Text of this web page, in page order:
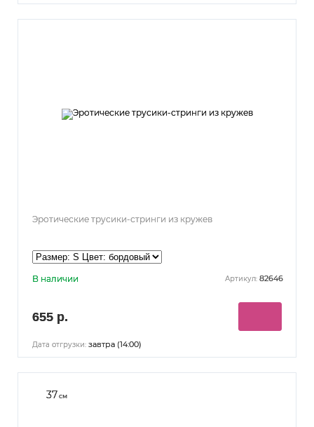
Эротические трусики-стринги из кружев
В наличии Артикул: 82646
655 р.
Дата отгрузки: завтра (14:00)
37см